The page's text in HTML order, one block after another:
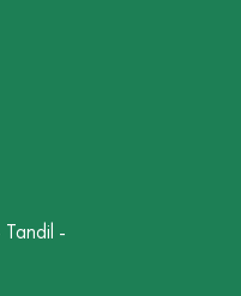
-